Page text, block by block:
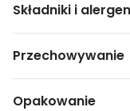
Składniki i
Przechowywanie
Opakowanie